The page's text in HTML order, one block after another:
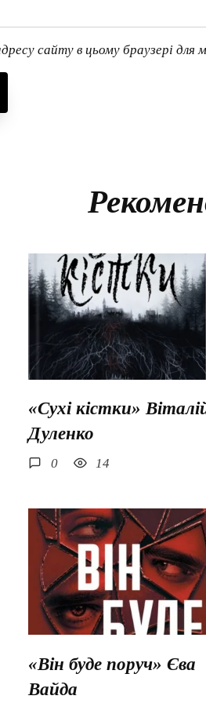
сайту в цьому браузері для
«Сухі кістки»
Дуленко
0 14
«Він буде поруч» Єва
Вайда